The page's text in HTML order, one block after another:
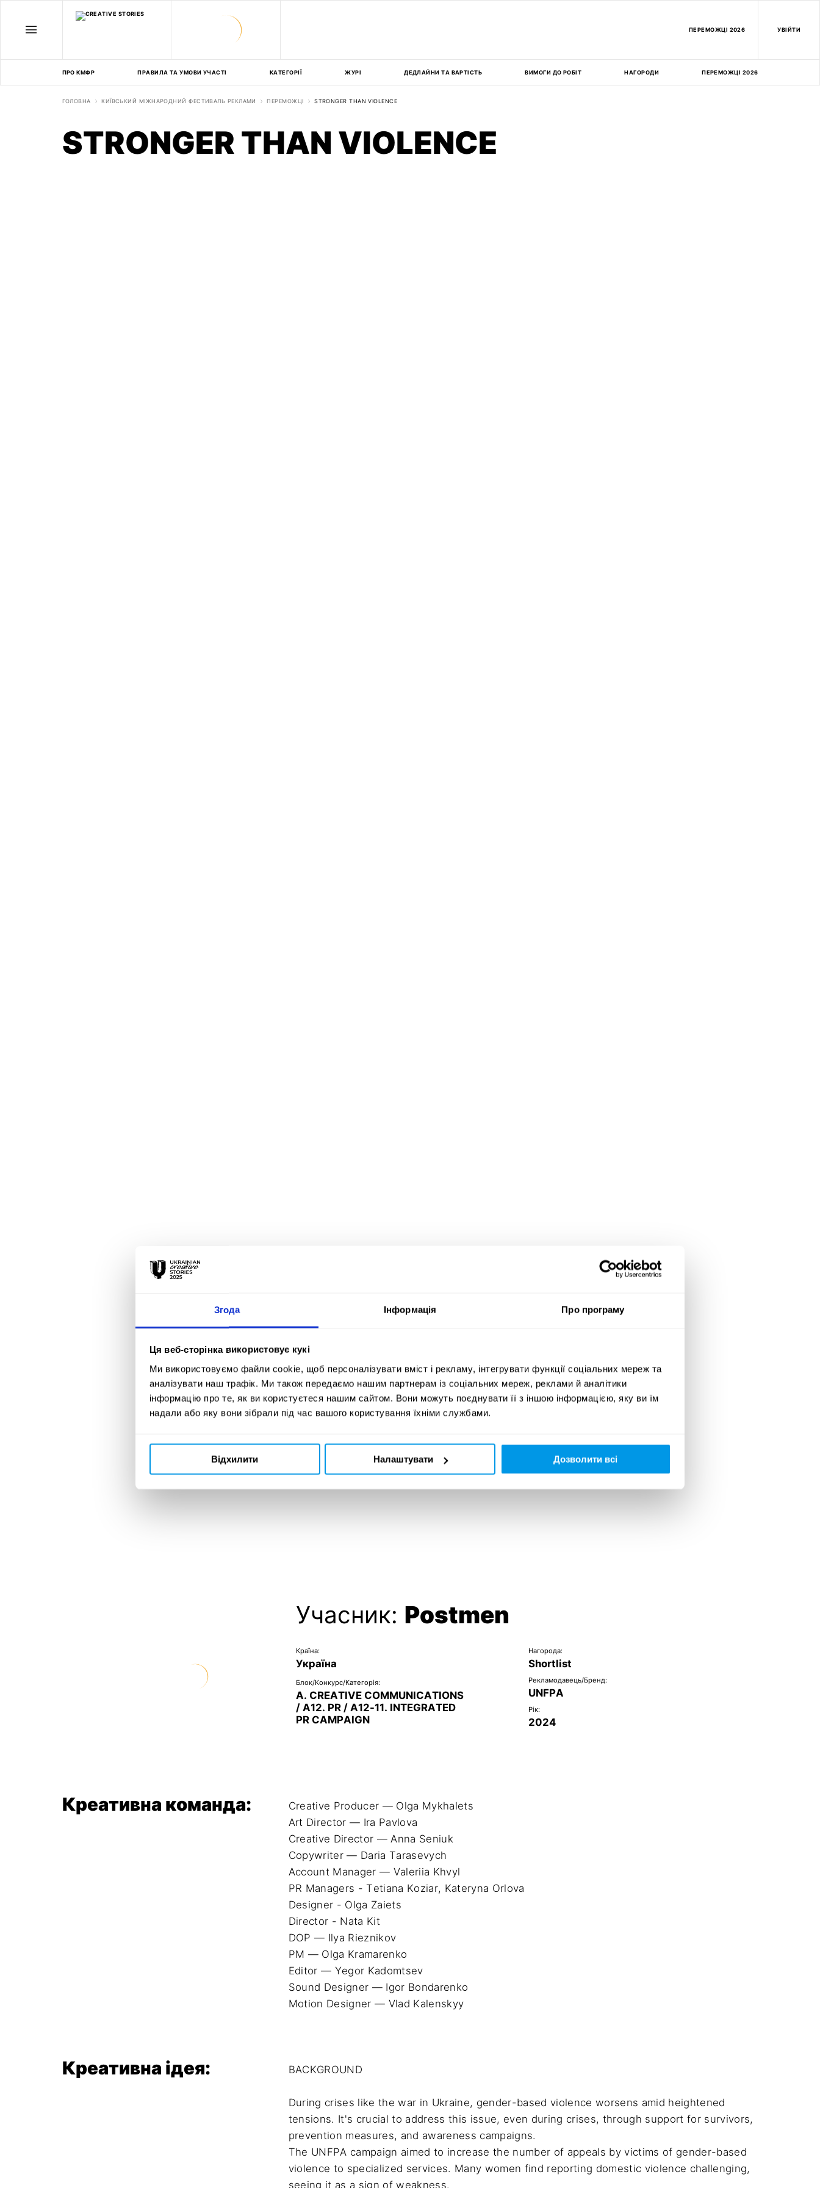
Згода Інформація Про програму
Ця веб-сторінка використовує кукі
Ми використовуємо файли cookie, щоб персоналізувати вміст і рекламу, інтегрувати функції соціальних мереж та
аналізувати наш трафік. Ми також передаємо нашим партнерам із соціальних мереж, реклами й аналітики
інформацію про те, як ви користуєтеся нашим сайтом. Вони можуть поєднувати її з іншою інформацією, яку ви їм
надали або яку вони зібрали під час вашого користування їхніми службами.
Відхилити Налаштувати Дозволити всі
ПEРЕМОЖЦІ 2026 УВІЙТИ
ПРО КМФР ПРАВИЛА ТА УМОВИ УЧАСТІ КАТЕГОРІЇ ЖУРІ ДЕДЛАЙНИ ТА ВАРТІСТЬ ВИМОГИ ДО РОБІТ НАГОРОДИ ПЕРЕМОЖЦІ 2026
ГОЛОВНА КИЇВСЬКИЙ МІЖНАРОДНИЙ ФЕСТИВАЛЬ РЕКЛАМИ ПЕРЕМОЖЦІ STRONGER THAN VIOLENCE
STRONGER THAN VIOLENCE
Учасник: Postmen
Країна:
Україна
Блок/Конкурс/Категорія:
A. CREATIVE COMMUNICATIONS
/ A12. PR / A12-11. INTEGRATED
PR CAMPAIGN
Нагорода:
Shortlist
Рекламодавець/Бренд:
UNFPA
Рік:
2024
Креативна команда:
Creative Producer — Olga Mykhalets
Art Director — Ira Pavlova
Creative Director — Anna Seniuk
Copywriter — Daria Tarasevych
Account Manager — Valeriia Khvyl
PR Managers - Tetiana Koziar, Kateryna Orlova
Designer - Olga Zaiets
Director - Nata Kit
DOP — Ilya Rieznikov
РМ — Olga Kramarenko
Editor — Yegor Kadomtsev
Sound Designer — Igor Bondarenko
Motion Designer — Vlad Kalenskyy
Креативна ідея: BACKGROUND
During crises like the war in Ukraine, gender-based violence worsens amid heightened
tensions. It's crucial to address this issue, even during crises, through support for survivors,
prevention measures, and awareness campaigns.
The UNFPA campaign aimed to increase the number of appeals by victims of gender-based
violence to specialized services. Many women find reporting domestic violence challenging,
seeing it as a sign of weakness.